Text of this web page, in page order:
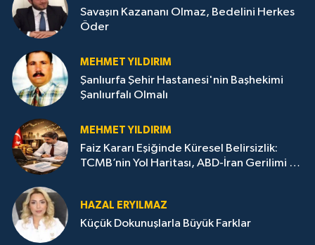
Savaşın Kazananı Olmaz, Bedelini Herkes
Öder
MEHMET YILDIRIM
Şanlıurfa Şehir Hastanesi'nin Başhekimi
Şanlıurfalı Olmalı
MEHMET YILDIRIM
Faiz Kararı Eşiğinde Küresel Belirsizlik:
TCMB’nin Yol Haritası, ABD-İran Gerilimi ve
HAZAL ERYILMAZ
Küçük Dokunuşlarla Büyük Farklar